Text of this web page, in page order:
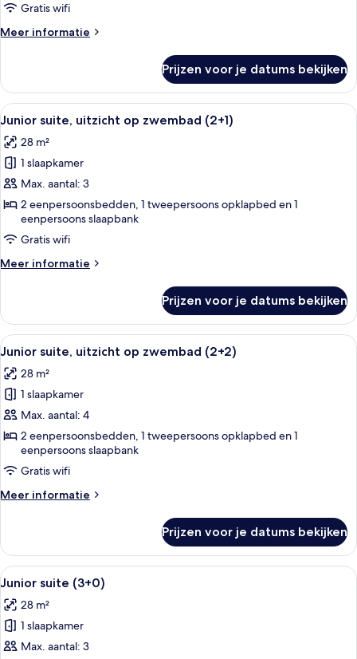
Gratis wifi
Meer informatie
Meer
suite
(4+0)
Prijzen voor je datums bekijken
Alle
foto's
voor
Junior
suite,
uitzicht
zwembad
(2+1)
Een balkon met uitzicht op een
13
Junior suite, uitzicht op zwembad (2+1)
28 m²
1 slaapkamer
Max. aantal: 3
2 eenpersoonsbedden, 1 tweepersoons opklapbed en 1
eenpersoons slaapbank
Gratis wifi
Meer informatie
Meer
suite,
uitzicht
op
(2+1)
Prijzen voor je datums bekijken
Alle
foto's
voor
Junior
suite,
uitzicht
zwembad
(2+2)
Een balkon met uitzicht op een
13
Junior suite, uitzicht op zwembad (2+2)
28 m²
1 slaapkamer
Max. aantal: 4
2 eenpersoonsbedden, 1 tweepersoons opklapbed en 1
eenpersoons slaapbank
Gratis wifi
Meer informatie
Meer
suite,
uitzicht
op
(2+2)
Prijzen voor je datums bekijken
Alle
foto's
voor
Junior
suite
Een balkon met uitzicht op een
13
Junior suite (3+0)
28 m²
1 slaapkamer
Max. aantal: 3